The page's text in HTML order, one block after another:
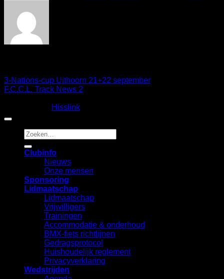
3-Nations-cup Uithoorn 21+22 september
F.C.C.L. Track News 2
Hisslink
Zoeken
naar:
Clubinfo
Nieuws
Onze mensen
Sponsoring
Lidmaatschap
Lidmaatschap
Vrijwilligers
Trainingen
Accommodatie & onderhoud
BMX-fiets richtlijnen
Gedragsprotocol
Huishoudelijk reglement
Privacyverklaring
Wedstrijden